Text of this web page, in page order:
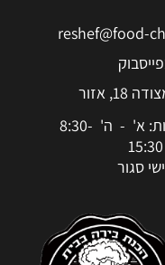
reshef@food-
שעות פעילות: א' - ה' 8:30-
15:30
סגור